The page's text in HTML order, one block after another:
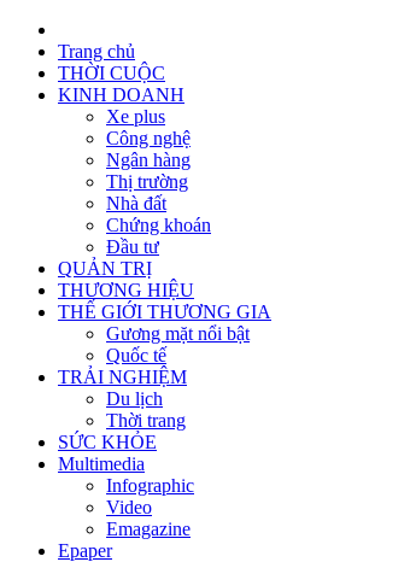
Trang chủ
THỜI CUỘC
KINH DOANH
Xe plus
Công nghệ
Ngân hàng
Thị trường
Nhà đất
Chứng khoán
Đầu tư
QUẢN TRỊ
THƯƠNG HIỆU
THẾ GIỚI THƯƠNG GIA
Gương mặt nổi bật
Quốc tế
TRẢI NGHIỆM
Du lịch
Thời trang
SỨC KHỎE
Multimedia
Infographic
Video
Emagazine
Epaper